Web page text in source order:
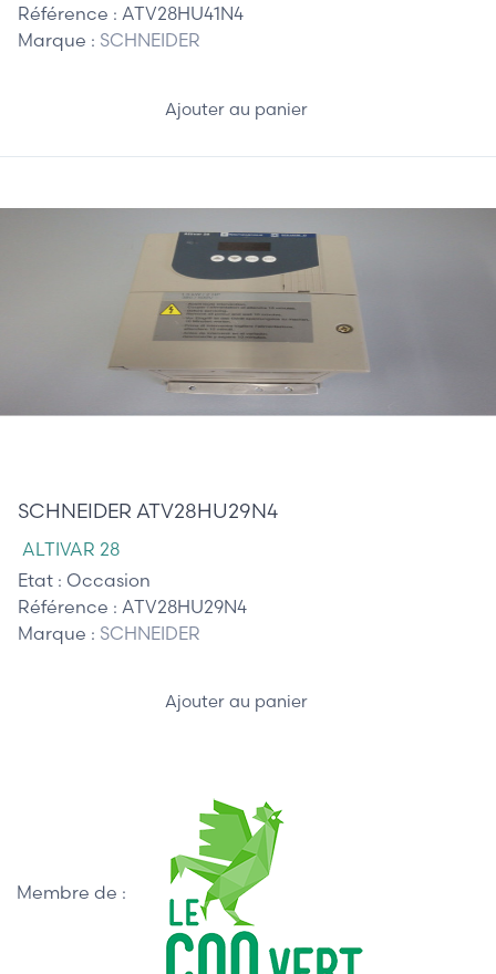
Référence : ATV28HU41N4
Marque : SCHNEIDER
Ajouter au panier
SCHNEIDER ATV28HU29N4
ALTIVAR 28
Etat : Occasion
Référence : ATV28HU29N4
Marque : SCHNEIDER
Ajouter au panier
Membre de :